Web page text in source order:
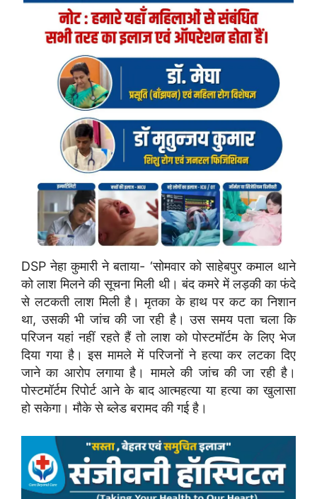
DSP नेहा कुमारी ने बताया- ‘सोमवार को साहेबपुर कमाल थाने
को लाश मिलने की सूचना मिली थी। बंद कमरे में लड़की का फंदे
से लटकती लाश मिली है। मृतका के हाथ पर कट का निशान
था, उसकी भी जांच की जा रही है। उस समय पता चला कि
परिजन यहां नहीं रहते हैं तो लाश को पोस्टमॉर्टम के लिए भेज
दिया गया है। इस मामले में परिजनों ने हत्या कर लटका दिए
जाने का आरोप लगाया है। मामले की जांच की जा रही है।
पोस्टमॉर्टम रिपोर्ट आने के बाद आत्महत्या या हत्या का खुलासा
हो सकेगा। मौके से ब्लेड बरामद की गई है।